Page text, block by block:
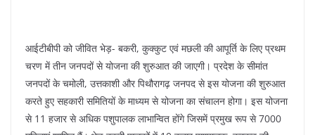
आईटीबीपी को जीवित भेड़- बकरी, कुक्कुट एवं मछली की आपूर्ति के लिए प्रथम
चरण में तीन जनपदों से योजना की शुरुआत की जाएगी। प्रदेश के सीमांत
जनपदों के चमोली, उत्तकाशी और पिथौरागढ़ जनपद से इस योजना की शुरुआत
करते हुए सहकारी समितियों के माध्यम से योजना का संचालन होगा। इस योजना
से 11 हजार से अधिक पशुपालक लाभान्वित होंगे जिसमें प्रमुख रूप से 7000